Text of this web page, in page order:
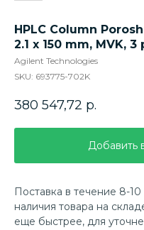
HPLC Column
2.1 x 150 mm, MVK,
Agilent Technologies
SKU: 693775-702K
380 547,72 р.
Добавить
Поставка в течение 8-
наличия товара на
еще быстрее, для